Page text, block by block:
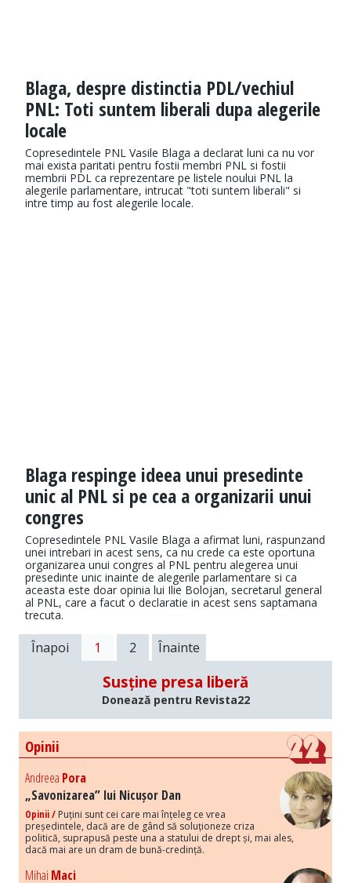
Blaga, despre distinctia PDL/vechiul
PNL: Toti suntem liberali dupa alegerile
locale
Copresedintele PNL Vasile Blaga a declarat luni ca nu vor
mai exista paritati pentru fostii membri PNL si fostii
membrii PDL ca reprezentare pe listele noului PNL la
alegerile parlamentare, intrucat "toti suntem liberali" si
intre timp au fost alegerile locale.
Blaga respinge ideea unui presedinte
unic al PNL si pe cea a organizarii unui
congres
Copresedintele PNL Vasile Blaga a afirmat luni, raspunzand
unei intrebari in acest sens, ca nu crede ca este oportuna
organizarea unui congres al PNL pentru alegerea unui
presedinte unic inainte de alegerile parlamentare si ca
aceasta este doar opinia lui Ilie Bolojan, secretarul general
al PNL, care a facut o declaratie in acest sens saptamana
trecuta.
Înapoi 1 2 Înainte
Susține presa liberă
Donează pentru Revista22
Opinii
Andreea Pora
„Savonizarea” lui Nicușor Dan
Opinii / Puțini sunt cei care mai înțeleg ce vrea
președintele, dacă are de gând să soluționeze criza
politică, suprapusă peste una a statului de drept și, mai ales,
dacă mai are un dram de bună-credință.
Mihai Maci